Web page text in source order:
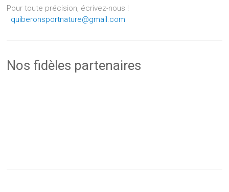
Pour toute précision, écrivez-nous !
quiberonsportnature@gmail.com
Nos fidèles partenaires